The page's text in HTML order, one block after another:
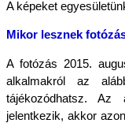
A képeket
Mikor lesznek
A fotózás 2015.
alkalmakról az
tájékozódhatsz.
jelentkezik, akkor